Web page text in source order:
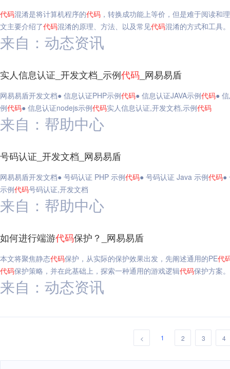
代码混淆是将计算机程序的代码 ，转换成功能上等价，但是难于阅读和
文主要介绍了代码混淆的原理、方法、以及常见代码混淆的方式和工具。
来自：动态资讯
实人信息认证_开发文档_示例代码 _网易易盾
网易易盾开发文档● 信息认证PHP示例代码● 信息认证JAVA示例代码●
例代码● 信息认证nodejs示例代码实人信息认证,开发文档,示例代码
来自：帮助中心
号码认证_开发文档_网易易盾
网易易盾开发文档● 号码认证 PHP 示例代码● 号码认证 Java 示例代码●
示例代码号码认证,开发文档
来自：帮助中心
如何进行端游代码保护？_网易易盾
本文将聚焦静态代码保护，从实际的保护效果出发，先阐述通用的PE代
代码保护策略，并在此基础上，探索一种通用的游戏逻辑代码保护方案
来自：动态资讯
< 1 2 3 4